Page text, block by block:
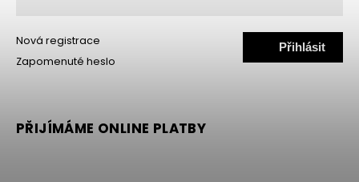
Přihlásit
Nová registrace
Zapomenuté heslo
PŘIJÍMÁME ONLINE PLATBY